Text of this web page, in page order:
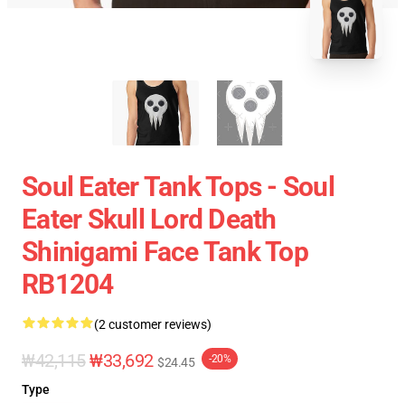
Soul Eater Tank Tops - Soul
Eater Skull Lord Death
Shinigami Face Tank Top
RB1204
(2 customer reviews)
₩42,115₩33,692 $24.45 -20%
Type